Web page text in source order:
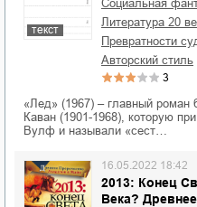
текст
социальная
литература 20
превратности
авторский стиль
3
«Лед» (1967) – главный роман
Каван (1901-1968), которую
Вулф и называли «сест…
2013: Конец
Века?
16.05.2022 18:42